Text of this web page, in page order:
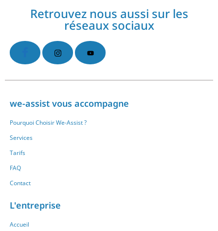
Retrouvez nous aussi sur les
réseaux sociaux
we-assist vous accompagne
Pourquoi Choisir We-Assist ?
Services
Tarifs
FAQ
Contact
L'entreprise
Accueil